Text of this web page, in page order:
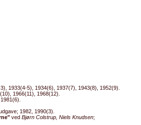
1933(4-5), 1934(6), 1937(7), 1943(8), 1952(9).
1966(11), 1968(12).
1982, 1990(3).
ved Bjørn Colstrup, Niels Knudsen;